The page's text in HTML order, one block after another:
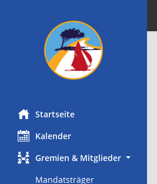
Startseite
Kalender
Gremien & Mitglieder
Mandatsträger